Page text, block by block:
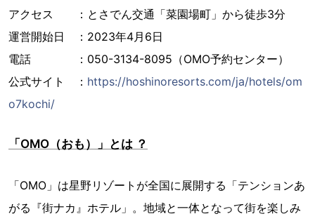
アクセス ：とさでん交通「菜園場町」から徒歩3分
運営開始日 ：2023年4月6日
電話 ：050-3134-8095（OMO予約センター）
公式サイト ： https://hoshinoresorts.com/ja/hotels/om
o7kochi/
「OMO（おも）」とは ？
「OMO」は星野リゾートが全国に展開する「テンションあ
がる『街ナカ』ホテル」。地域と一体となって街を楽しみ